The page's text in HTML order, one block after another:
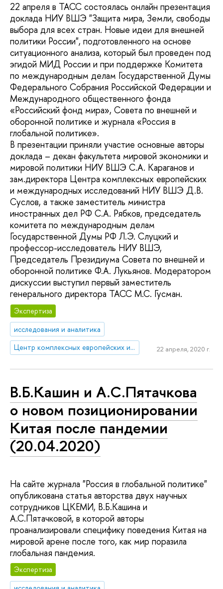
22 апреля в ТАСС состоялась онлайн презентация
доклада НИУ ВШЭ "Защита мира, Земли, свободы
выбора для всех стран. Новые идеи для внешней
политики России", подготовленного на основе
ситуационного анализа, который был проведен под
эгидой МИД России и при поддержке Комитета
по международным делам Государственной Думы
Федерального Собрания Российской Федерации и
Международного общественного фонда
«Российский фонд мира», Совета по внешней и
оборонной политике и журнала «Россия в
глобальной политике».
В презентации приняли участие основные авторы
доклада – декан факультета мировой экономики и
мировой политики НИУ ВШЭ С.А. Караганов и
зам.директора Центра комплексных европейских
и международных исследований НИУ ВШЭ Д.В.
Суслов, а также заместитель министра
иностранных дел РФ С.А. Рябков, председатель
комитета по международным делам
Государственной Думы РФ Л.Э. Слуцкий и
профессор-исследователь НИУ ВШЭ,
Председатель Президиума Совета по внешней и
оборонной политике Ф.А. Лукьянов. Модератором
дискуссии выступил первый заместитель
генерального директора ТАСС М.С. Гусман.
Экспертиза
исследования и аналитика
Центр комплексных европейских и международных исследований (ЦКЕМИ)
22 апреля, 2020 г.
В.Б.Кашин и А.С.Пятачкова
о новом позиционировании
Китая после пандемии
(20.04.2020)
На сайте журнала "Россия в глобальной политике"
опубликована статья авторства двух научных
сотрудников ЦКЕМИ, В.Б.Кашина и
А.С.Пятачковой, в которой авторы
проанализировали специфику поведения Китая на
мировой арене после того, как мир поразила
глобальная пандемия.
Экспертиза